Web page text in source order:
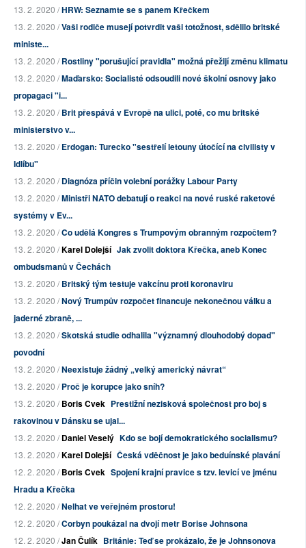
13. 2. 2020 /HRW: Seznamte se s panem Křečkem
13. 2. 2020 /Vaši rodiče musejí potvrdit vaši totožnost, sdělilo britské
ministe...
13. 2. 2020 /Rostliny "porušující pravidla" možná přežijí změnu klimatu
13. 2. 2020 /Maďarsko: Socialisté odsoudili nové školní osnovy jako
propagaci "i...
13. 2. 2020 /Brit přespává v Evropě na ulici, poté, co mu britské
ministerstvo v...
13. 2. 2020 /Erdogan: Turecko "sestřelí letouny útočící na civilisty v
Idlíbu"
13. 2. 2020 /Diagnóza příčin volební porážky Labour Party
13. 2. 2020 /Ministři NATO debatují o reakci na nové ruské raketové
systémy v Ev...
13. 2. 2020 /Co udělá Kongres s Trumpovým obranným rozpočtem?
13. 2. 2020 /Karel Dolejší Jak zvolit doktora Křečka, aneb Konec
ombudsmanů v Čechách
13. 2. 2020 /Britský tým testuje vakcínu proti koronaviru
13. 2. 2020 /Nový Trumpův rozpočet financuje nekonečnou válku a
jaderné zbraně, ...
13. 2. 2020 /Skotská studie odhalila "významný dlouhodobý dopad"
povodní
13. 2. 2020 /Neexistuje žádný „velký americký návrat“
13. 2. 2020 /Proč je korupce jako sníh?
13. 2. 2020 /Boris Cvek Prestižní nezisková společnost pro boj s
rakovinou v Dánsku se ujal...
13. 2. 2020 /Daniel Veselý Kdo se bojí demokratického socialismu?
13. 2. 2020 /Karel Dolejší Česká vděčnost je jako beduínské plavání
12. 2. 2020 /Boris Cvek Spojení krajní pravice s tzv. levicí ve jménu
Hradu a Křečka
12. 2. 2020 /Nelhat ve veřejném prostoru!
12. 2. 2020 /Corbyn poukázal na dvojí metr Borise Johnsona
12. 2. 2020 /Jan Čulík Británie: Teď se prokázalo, že je Johnsonova